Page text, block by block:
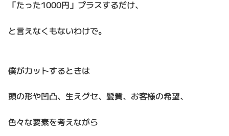
「たった1000円」プラスするだけ、
と言えなくもないわけで。
僕がカットするときは
頭の形や凹凸、生えグセ、髪質、お客様の希望、
色々な要素を考えながら